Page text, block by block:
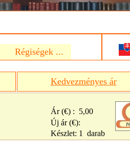
Régiségek ...
Kedvezményes ár
Ár (€) : 5,00
Új ár (€):
Készlet: 1 darab